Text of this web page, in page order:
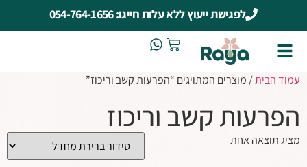
לפגישת ייעוץ ללא עלות חייגו: 054-764-1656
עמוד הבית/ מוצרים המתויגים “הפרעות קשב וריכוז”
הפרעות קשב וריכוז
מציג תוצאה אחת